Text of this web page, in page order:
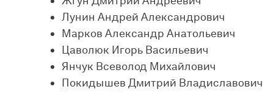
Лунин Андрей Александрович
Марков Александр Анатольевич
Цаволюк Игорь Васильевич
Янчук Всеволод Михайлович
Покидышев Дмитрий Владиславович